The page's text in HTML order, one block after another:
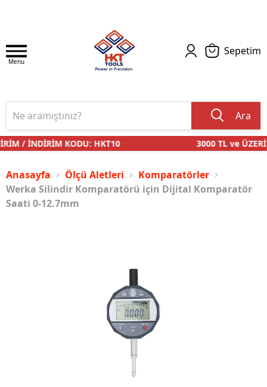
Menu
Sepetim
Ara
/ İNDİRİM KODU: HKT10 3000 TL ve ÜZERİ
Anasayfa Ölçü Aletleri
Komparatörler
Werka Silindir Komparatörü için Dijital Komparatör
Saati 0-12.7mm